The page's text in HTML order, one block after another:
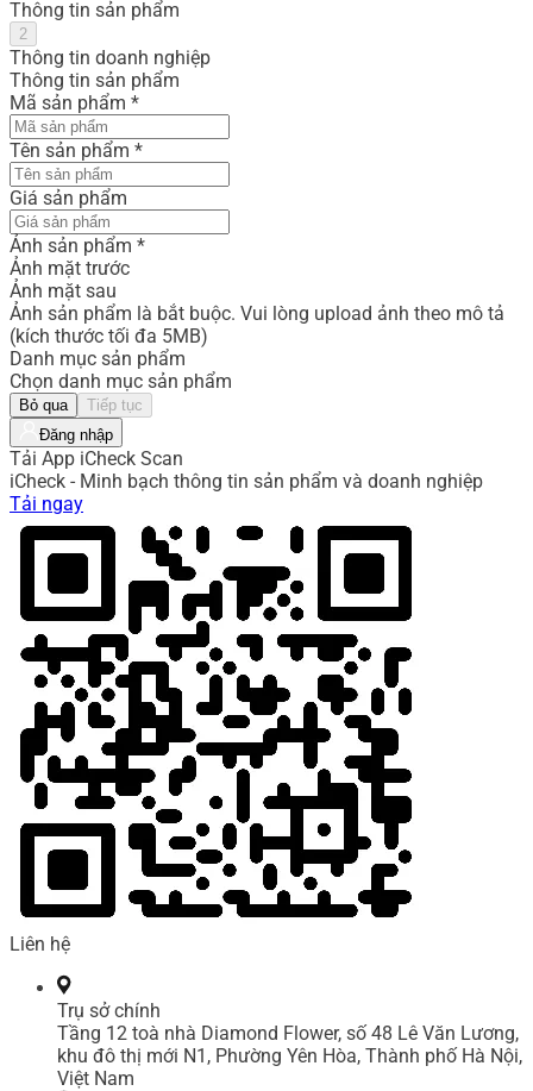
Thông tin sản phẩm
2
Thông tin doanh nghiệp
Thông tin sản phẩm
Mã sản phẩm *
Tên sản phẩm *
Giá sản phẩm
Ảnh sản phẩm *
Ảnh mặt trước
Ảnh mặt sau
Ảnh sản phẩm là bắt buộc. Vui lòng upload ảnh theo mô tả
(kích thước tối đa 5MB)
Danh mục sản phẩm
Chọn danh mục sản phẩm
Bỏ qua
Tiếp tục
Đăng nhập
Tải App iCheck Scan
iCheck - Minh bạch thông tin sản phẩm và doanh nghiệp
Tải ngay
Liên hệ
Trụ sở chính
Tầng 12 toà nhà Diamond Flower, số 48 Lê Văn Lương,
khu đô thị mới N1, Phường Yên Hòa, Thành phố Hà Nội,
Việt Nam